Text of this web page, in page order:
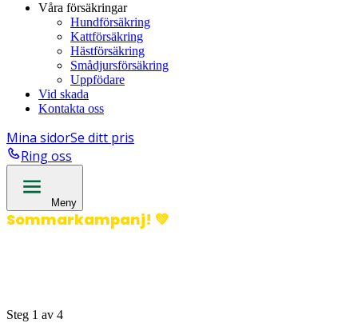
Våra försäkringar
Hundförsäkring
Kattförsäkring
Hästförsäkring
Smådjursförsäkring
Uppfödare
Vid skada
Kontakta oss
Mina sidorSe ditt pris
Ring oss
Meny
Sommarkampanj! 💚
Steg 1 av 4